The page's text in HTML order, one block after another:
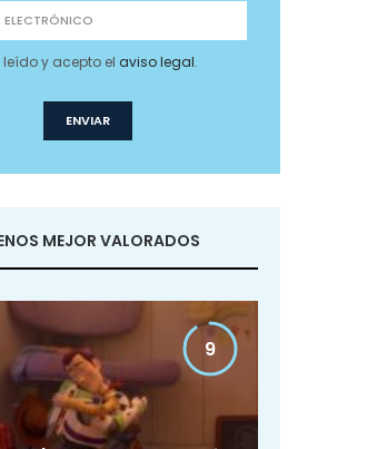
leído y acepto elaviso legal.
MEJOR VALORADOS
9